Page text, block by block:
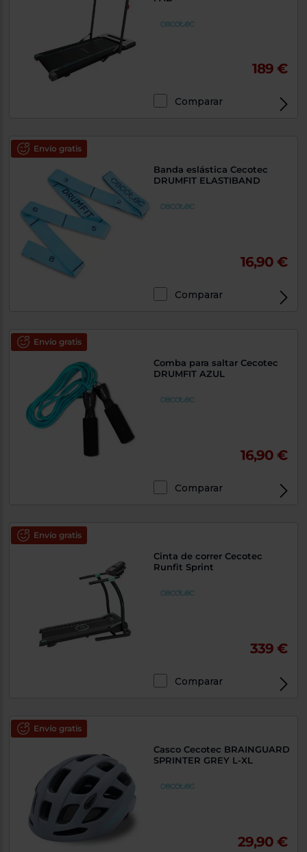
189 €
Comparar
Envío gratis
Banda eslástica Cecotec
DRUMFIT ELASTIBAND
16,90 €
Comparar
Envío gratis
Comba para saltar Cecotec
DRUMFIT AZUL
16,90 €
Comparar
Envío gratis
Cinta de correr Cecotec
Runfit Sprint
339 €
Comparar
Envío gratis
Casco Cecotec BRAINGUARD
SPRINTER GREY L-XL
29,90 €